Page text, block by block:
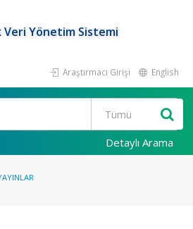
Veri Yönetim Sistemi
Araştırmacı Girişi English
Detaylı Arama